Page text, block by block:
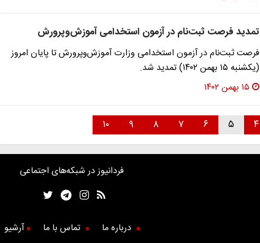
تمدید فرصت ثبت‌نام در آزمون استخدامی آموزش‌وپرورش
فرصت ثبت‌نام در آزمون استخدامی وزارت آموزش‌و‌پرورش تا پایان امروز
(یکشنبه ۱۵ بهمن ۱۴۰۲) تمدید شد.
۱۵ بهمن ۱۴۰۲
۴ ۵ ۶ ۷ ۸ ۹ ۱۰
فردانیوز در شبکه‌های اجتماعی
درباره ما تماس با ما آرشیو